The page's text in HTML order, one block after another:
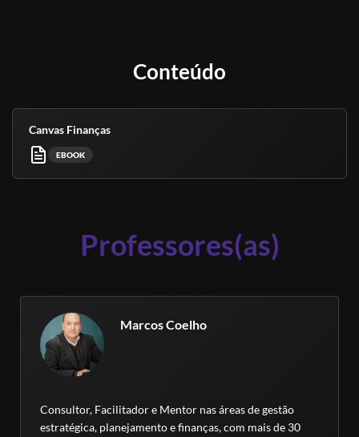
Conteúdo
Canvas Finanças
EBOOK
Professores(as)
Marcos Coelho
Consultor, Facilitador e Mentor nas áreas de gestão
estratégica, planejamento e finanças, com mais de 30